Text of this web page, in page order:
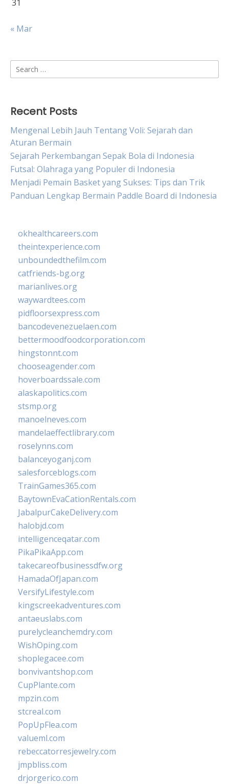
31
« Mar
Search
for:
Recent Posts
Mengenal Lebih Jauh Tentang Voli: Sejarah dan
Aturan Bermain
Sejarah Perkembangan Sepak Bola di Indonesia
Futsal: Olahraga yang Populer di Indonesia
Menjadi Pemain Basket yang Sukses: Tips dan Trik
Panduan Lengkap Bermain Paddle Board di Indonesia
okhealthcareers.com
theintexperience.com
unboundedthefilm.com
catfriends-bg.org
marianlives.org
waywardtees.com
pidfloorsexpress.com
bancodevenezuelaen.com
bettermoodfoodcorporation.com
hingstonnt.com
chooseagender.com
hoverboardssale.com
alaskapolitics.com
stsmp.org
manoelneves.com
mandelaeffectlibrary.com
roselynns.com
balanceyoganj.com
salesforceblogs.com
TrainGames365.com
BaytownEvaCationRentals.com
JabalpurCakeDelivery.com
halobjd.com
intelligenceqatar.com
PikaPikaApp.com
takecareofbusinessdfw.org
HamadaOfJapan.com
VersifyLifestyle.com
kingscreekadventures.com
antaeuslabs.com
purelycleanchemdry.com
WishOping.com
shoplegacee.com
bonvivantshop.com
CupPlante.com
mpzin.com
stcreal.com
PopUpFlea.com
valueml.com
rebeccatorresjewelry.com
jmpbliss.com
drjorgerico.com